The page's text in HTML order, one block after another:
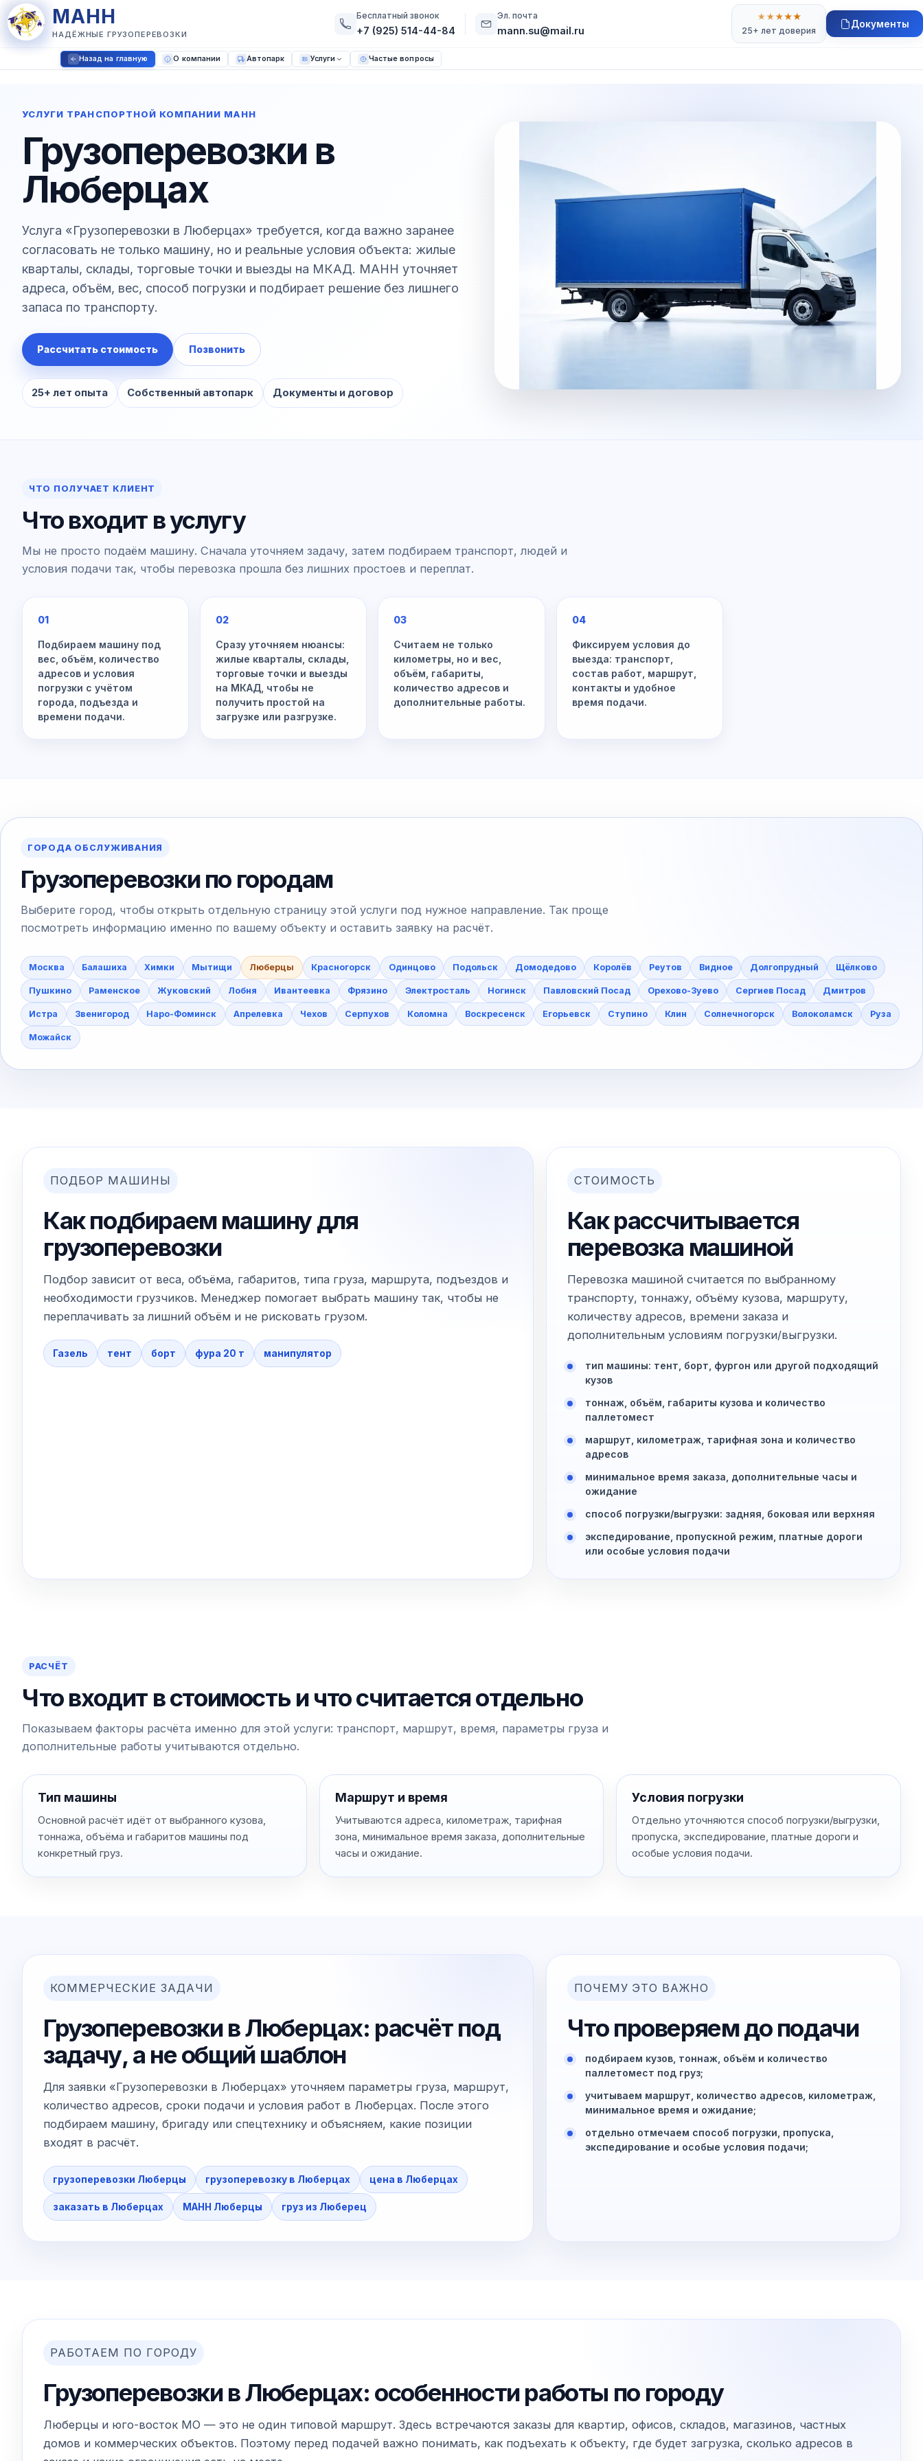
МАНН
НАДЁЖНЫЕ ГРУЗОПЕРЕВОЗКИ
Бесплатный звонок
+7 (925) 514-44-84
Эл. почта
mann.su@mail.ru
★ ★★★★
25+ лет доверия
Документы
Назад на главную О компании Автопарк Услуги Частые вопросы
УСЛУГИ ТРАНСПОРТНОЙ КОМПАНИИ МАНН
Грузоперевозки в
Люберцах
Услуга «Грузоперевозки в Люберцах» требуется, когда важно заранее
согласовать не только машину, но и реальные условия объекта: жилые
кварталы, склады, торговые точки и выезды на МКАД. МАНН уточняет
адреса, объём, вес, способ погрузки и подбирает решение без лишнего
запаса по транспорту.
Рассчитать стоимость Позвонить
25+ лет опыта Собственный автопарк Документы и договор
ЧТО ПОЛУЧАЕТ КЛИЕНТ
Что входит в услугу
Мы не просто подаём машину. Сначала уточняем задачу, затем подбираем транспорт, людей и
условия подачи так, чтобы перевозка прошла без лишних простоев и переплат.
01
Подбираем машину под
вес, объём, количество
адресов и условия
погрузки с учётом
города, подъезда и
времени подачи.
02
Сразу уточняем нюансы:
жилые кварталы, склады,
торговые точки и выезды
на МКАД, чтобы не
получить простой на
загрузке или разгрузке.
03
Считаем не только
километры, но и вес,
объём, габариты,
количество адресов и
дополнительные работы.
04
Фиксируем условия до
выезда: транспорт,
состав работ, маршрут,
контакты и удобное
время подачи.
ГОРОДА ОБСЛУЖИВАНИЯ
Грузоперевозки по городам
Выберите город, чтобы открыть отдельную страницу этой услуги под нужное направление. Так проще
посмотреть информацию именно по вашему объекту и оставить заявку на расчёт.
Москва Балашиха Химки Мытищи Люберцы Красногорск Одинцово Подольск Домодедово Королёв Реутов Видное Долгопрудный Щёлково
Пушкино Раменское Жуковский Лобня Ивантеевка Фрязино Электросталь Ногинск Павловский Посад Орехово-Зуево Сергиев Посад Дмитров
Истра Звенигород Наро-Фоминск Апрелевка Чехов Серпухов Коломна Воскресенск Егорьевск Ступино Клин Солнечногорск Волоколамск Руза
Можайск
ПОДБОР МАШИНЫ
Как подбираем машину для
грузоперевозки
Подбор зависит от веса, объёма, габаритов, типа груза, маршрута, подъездов и
необходимости грузчиков. Менеджер помогает выбрать машину так, чтобы не
переплачивать за лишний объём и не рисковать грузом.
Газель тент борт фура 20 т манипулятор
СТОИМОСТЬ
Как рассчитывается
перевозка машиной
Перевозка машиной считается по выбранному
транспорту, тоннажу, объёму кузова, маршруту,
количеству адресов, времени заказа и
дополнительным условиям погрузки/выгрузки.
тип машины: тент, борт, фургон или другой подходящий
кузов
тоннаж, объём, габариты кузова и количество
паллетомест
маршрут, километраж, тарифная зона и количество
адресов
минимальное время заказа, дополнительные часы и
ожидание
способ погрузки/выгрузки: задняя, боковая или верхняя
экспедирование, пропускной режим, платные дороги
или особые условия подачи
РАСЧЁТ
Что входит в стоимость и что считается отдельно
Показываем факторы расчёта именно для этой услуги: транспорт, маршрут, время, параметры груза и
дополнительные работы учитываются отдельно.
Тип машины
Основной расчёт идёт от выбранного кузова,
тоннажа, объёма и габаритов машины под
конкретный груз.
Маршрут и время
Учитываются адреса, километраж, тарифная
зона, минимальное время заказа, дополнительные
часы и ожидание.
Условия погрузки
Отдельно уточняются способ погрузки/выгрузки,
пропуска, экспедирование, платные дороги и
особые условия подачи.
КОММЕРЧЕСКИЕ ЗАДАЧИ
Грузоперевозки в Люберцах: расчёт под
задачу, а не общий шаблон
Для заявки «Грузоперевозки в Люберцах» уточняем параметры груза, маршрут,
количество адресов, сроки подачи и условия работ в Люберцах. После этого
подбираем машину, бригаду или спецтехнику и объясняем, какие позиции
входят в расчёт.
грузоперевозки Люберцы грузоперевозку в Люберцах цена в Люберцах
заказать в Люберцах МАНН Люберцы груз из Люберец
ПОЧЕМУ ЭТО ВАЖНО
Что проверяем до подачи
подбираем кузов, тоннаж, объём и количество
паллетомест под груз;
учитываем маршрут, количество адресов, километраж,
минимальное время и ожидание;
отдельно отмечаем способ погрузки, пропуска,
экспедирование и особые условия подачи;
РАБОТАЕМ ПО ГОРОДУ
Грузоперевозки в Люберцах: особенности работы по городу
Люберцы и юго-восток МО — это не один типовой маршрут. Здесь встречаются заказы для квартир, офисов, складов, магазинов, частных
домов и коммерческих объектов. Поэтому перед подачей важно понимать, как подъехать к объекту, где будет загрузка, сколько адресов в